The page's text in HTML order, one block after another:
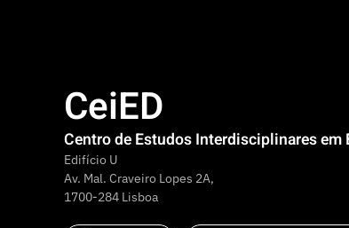
CeiED
Centro de Estudos Interdisciplinares em
Edifício U
Av. Mal. Craveiro Lopes 2A,
1700-284 Lisboa